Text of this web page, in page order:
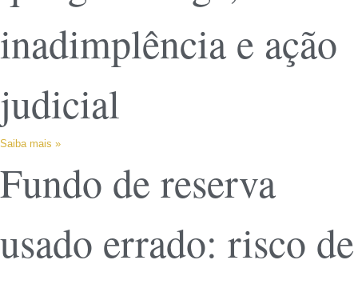
inadimplência e ação
judicial
Saiba mais »
Fundo de reserva
usado errado: risco de